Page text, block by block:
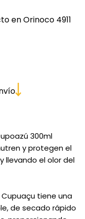
en Orinoco 4911
300ml
y protegen el
llevando el olor del
Cupuaçu tiene una
de secado rápido